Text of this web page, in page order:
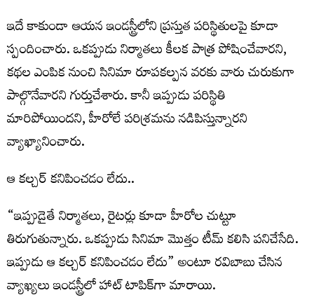
ఇదే కాకుండా ఆయన ఇండస్ట్రీలోని ప్రస్తుత పరిస్థితులపై కూడా
స్పందించారు. ఒకప్పుడు నిర్మాతలు కీలక పాత్ర పోషించేవారని,
కథల ఎంపిక నుంచి సినిమా రూపకల్పన వరకు వారు చురుకుగా
పాల్గొనేవారని గుర్తుచేశారు. కానీ ఇప్పుడు పరిస్థితి
మారిపోయిందని, హీరోలే పరిశ్రమను నడిపిస్తున్నారని
వ్యాఖ్యానించారు.
ఆ క‌ల్చ‌ర్ క‌నిపించ‌డం లేదు..
“ఇప్పుడైతే నిర్మాతలు, రైటర్లు కూడా హీరోల చుట్టూ
తిరుగుతున్నారు. ఒకప్పుడు సినిమా మొత్తం టీమ్ కలిసి పనిచేసేది.
ఇప్పుడు ఆ కల్చర్ కనిపించడం లేదు” అంటూ రవిబాబు చేసిన
వ్యాఖ్యలు ఇండస్ట్రీలో హాట్ టాపిక్‌గా మారాయి.